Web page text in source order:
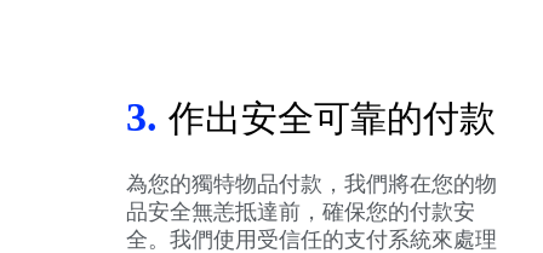
3. 作出安全可靠的付款
為您的獨特物品付款，我們將在您的物
品安全無恙抵達前，確保您的付款安
全。我們使用受信任的支付系統來處理